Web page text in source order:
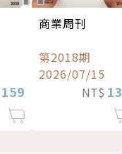
159
商業周刊
第2018期
2026/07/15
NT$